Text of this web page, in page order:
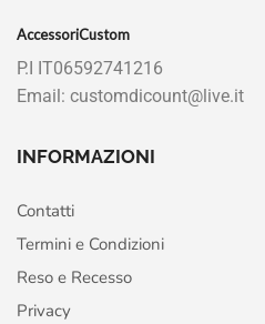
AccessoriCustom
P.I IT06592741216
Email: customdicount@live.it
INFORMAZIONI
Contatti
Termini e Condizioni
Reso e Recesso
Privacy